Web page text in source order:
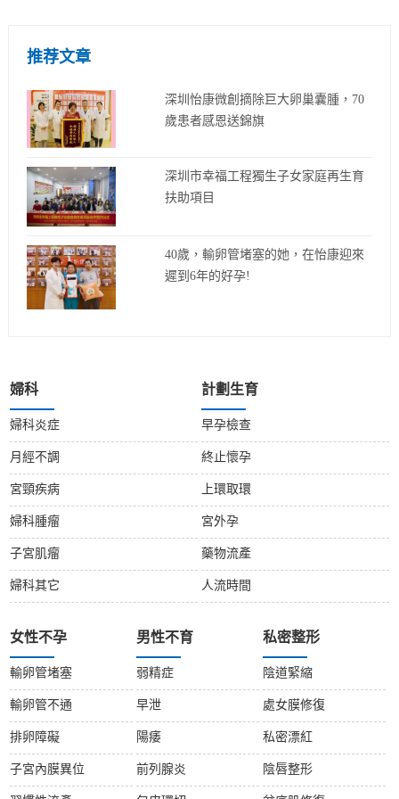
推荐文章
深圳怡康微創摘除巨大卵巢囊腫，70
歲患者感恩送錦旗
深圳市幸福工程獨生子女家庭再生育
扶助項目
40歲，輸卵管堵塞的她，在怡康迎來
遲到6年的好孕!
婦科
婦科炎症
月經不調
宮頸疾病
婦科腫瘤
子宮肌瘤
婦科其它
計劃生育
早孕檢查
終止懷孕
上環取環
宮外孕
藥物流產
人流時間
女性不孕
輸卵管堵塞
輸卵管不通
排卵障礙
子宮內膜異位
男性不育
弱精症
早泄
陽痿
前列腺炎
私密整形
陰道緊縮
處女膜修復
私密漂紅
陰唇整形